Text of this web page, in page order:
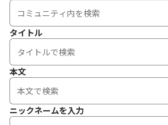
タイトル
本文
ニックネームを入力